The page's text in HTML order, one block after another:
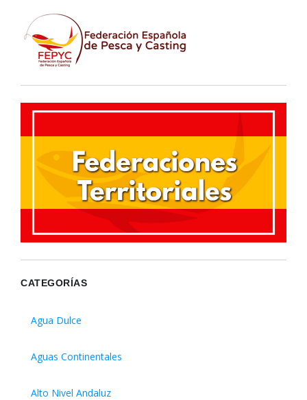
CATEGORÍAS
Agua Dulce
Aguas Continentales
Alto Nivel Andaluz